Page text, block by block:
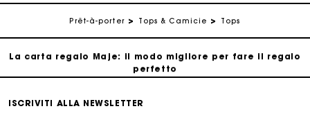
Prêt-à-porter Tops & Camicie Tops
Traccia il mio ordine
La carta regalo Maje: il modo migliore per fare il regalo
perfetto
Consegna a domicilio offerta entro 2-3 giorni
ISCRIVITI ALLA NEWSLETTER